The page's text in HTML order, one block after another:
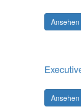
Ansehen
Ansehen